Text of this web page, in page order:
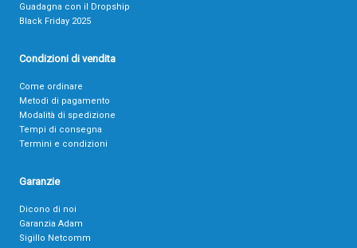
Guadagna con il Dropship
Black Friday 2025
Condizioni di vendita
Come ordinare
Metodi di pagamento
Modalità di spedizione
Tempi di consegna
Termini e condizioni
Garanzie
Dicono di noi
Garanzia Adam
Sigillo Netcomm